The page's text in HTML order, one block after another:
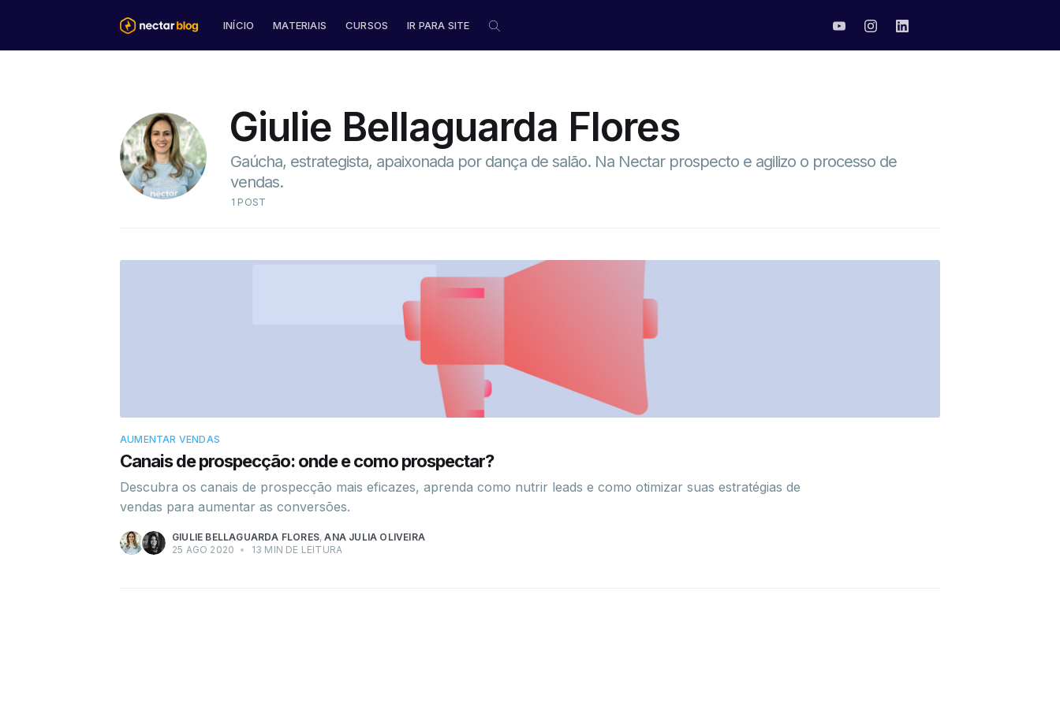
INÍCIO MATERIAIS CURSOS IR PARA SITE
Giulie Bellaguarda Flores
Gaúcha, estrategista, apaixonada por dança de salão. Na Nectar prospecto e agilizo o processo de
vendas.
1 POST
AUMENTAR VENDAS
Canais de prospecção: onde e como prospectar?
Descubra os canais de prospecção mais eficazes, aprenda como nutrir leads e como otimizar suas estratégias de
vendas para aumentar as conversões.
GIULIE BELLAGUARDA FLORES,ANA JULIA OLIVEIRA
25 AGO 2020 • 13 MIN DE LEITURA